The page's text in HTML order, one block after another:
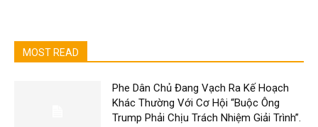
MOST READ
Phe Dân Chủ Đang Vạch Ra Kế Hoạch
Khác Thường Với Cơ Hội “Buộc Ông
Trump Phải Chịu Trách Nhiệm Giải Trình”.